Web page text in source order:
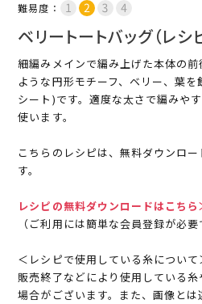
難易度：
ベリートートバッグ（レシ
細編みメインで編み上げた本体の
ような円形モチーフ、ベリー、葉
シート)です。適度な太さで編みや
使います。
こちらのレシピは、無料ダウンロ
す。
レシピの無料ダウンロードはこち
（ご利用には簡単な会員登録が必要
＜レシピで使用している糸について
販売終了などにより使用している
場合がございます。また、画像と